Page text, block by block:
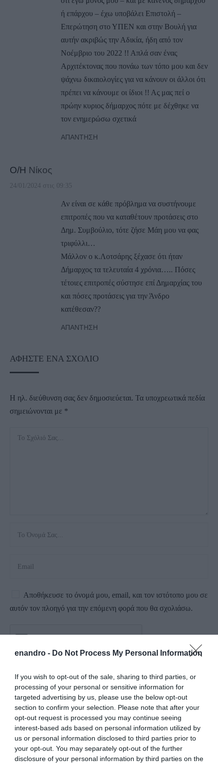
enandro - Do Not Process My Personal Information
If you wish to opt-out of the sale, sharing to third parties, or
processing of your personal or sensitive information for
targeted advertising by us, please use the below opt-out
section to confirm your selection. Please note that after your
opt-out request is processed you may continue seeing
interest-based ads based on personal information utilized by
us or personal information disclosed to third parties prior to
your opt-out. You may separately opt-out of the further
disclosure of your personal information by third parties on the
ή επάρχου – έχω υποβάλει Επιστολή –
Επερώτηση στο ΥΠΕΝ και στην Βουλή για
αυτήν ακριβώς την Αδικία, ήδη από τον
Νοέμβριο του 2022 !! Απλά σαν ένας
Αρχιτέκτονας που πονάω των τόπο μου και δεν
ψάχνω δικαιολογίες για να κάνουν οι άλλοι ότι
πρέπει να κάνουμε οι ίδιοι !! Ας μας πεί ο
πρώην κυριος δήμαρχος πότε με δέχθηκε να
τον ενημερώσω σχετικά
ΑΠΆΝΤΗΣΗ
Ο/Η Νίκος
24/01/2024 στις 09:35
Αν είναι σε κάθε πρόβλημα να συστήνουμε
επιτροπές που να καταθέτουν προτάσεις στο
Δημ. Συμβούλιο, τότε ζήσε Μάη μου να φας
τριφύλλι…
Μάλλον ο κ.Λοτσάρης ξέχασε ότι ήταν
Δήμαρχος τα τελευταία 4 χρόνια….. Πόσες
τέτοιες επιτροπές σύστησε επί Δημαρχίας του
και πόσες προτάσεις για την Άνδρο
κατέθεσαν??
ΑΠΆΝΤΗΣΗ
ΑΦΉΣΤΕ ΈΝΑ ΣΧΌΛΙΟ
Η ηλ. διεύθυνση σας δεν δημοσιεύεται. Τα υποχρεωτικά πεδία
σημειώνονται με *
Αποθήκευσε το όνομά μου, email, και τον ιστότοπο μου σε
αυτόν τον πλοηγό για την επόμενη φορά που θα σχολιάσω.